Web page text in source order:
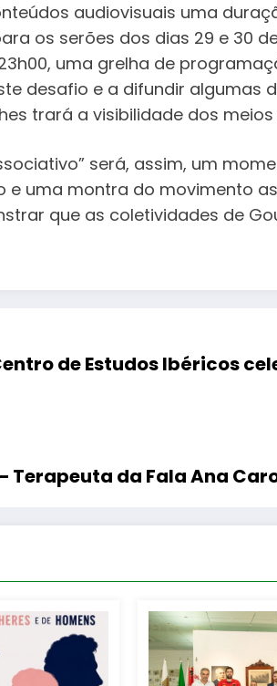
audiovisuais uma
os serões dos dias 29 e 30
uma grelha de
desafio e a difundir algumas
trará a visibilidade dos
será, assim, um
e uma montra do movimento
que as coletividades de
de Estudos Ibéricos
Terapeuta da Fala Ana